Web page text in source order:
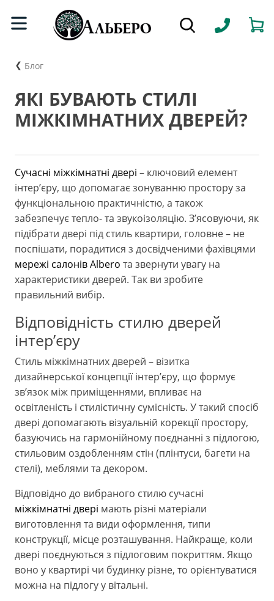
Блог
ЯКІ БУВАЮТЬ СТИЛІ
МІЖКІМНАТНИХ ДВЕРЕЙ?
Сучасні міжкімнатні двері – ключовий елемент
інтер’єру, що допомагає зонуванню простору за
функціональною практичністю, а також
забезпечує тепло- та звукоізоляцію. З’ясовуючи, як
підібрати двері під стиль квартири, головне – не
поспішати, порадитися з досвідченими фахівцями
мережі салонів Albero та звернути увагу на
характеристики дверей. Так ви зробите
правильний вибір.
Відповідність стилю дверей
інтер’єру
Стиль міжкімнатних дверей – візитка
дизайнерської концепції інтер’єру, що формує
зв’язок між приміщеннями, впливає на
освітленість і стилістичну сумісність. У такий спосіб
двері допомагають візуальній корекції простору,
базуючись на гармонійному поєднанні з підлогою,
стильовим оздобленням стін (плінтуси, багети на
стелі), меблями та декором.
Відповідно до вибраного стилю сучасні
міжкімнатні двері мають різні матеріали
виготовлення та види оформлення, типи
конструкції, місце розташування. Найкраще, коли
двері поєднуються з підлоговим покриттям. Якщо
воно у квартирі чи будинку різне, то орієнтуватися
можна на підлогу у вітальні.